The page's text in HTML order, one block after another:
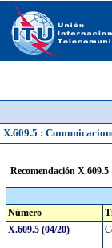
X.609.5 :
Recomendación X.609.5
Número
X.609.5 (04/20)